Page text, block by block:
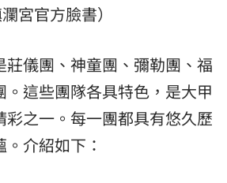
宮官方臉書）
莊儀團、神童團、彌勒團、福
這些團隊各具特色，是大甲
之一。每一團都具有悠久歷
介紹如下：